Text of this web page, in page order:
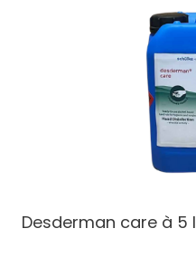
Desderman care à 5 l